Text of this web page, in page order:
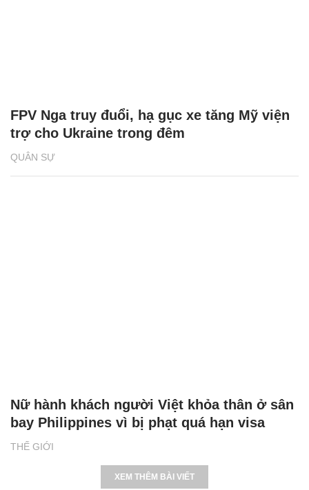
QUÂN SỰ
FPV Nga truy đuổi, hạ gục xe tăng Mỹ viện
trợ cho Ukraine trong đêm
THẾ GIỚI
Nữ hành khách người Việt khỏa thân ở sân
bay Philippines vì bị phạt quá hạn visa
XEM THÊM BÀI VIẾT